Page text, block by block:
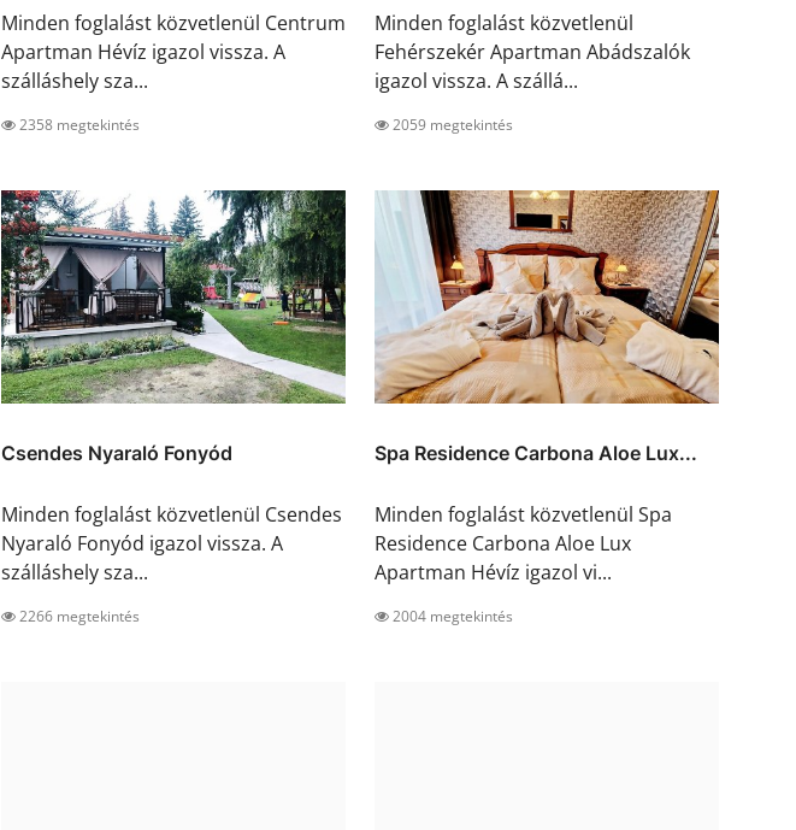
Minden foglalást közvetlenül Centrum
Apartman Hévíz igazol vissza. A
szálláshely sza...
2358 megtekintés
Minden foglalást közvetlenül
Fehérszekér Apartman Abádszalók
igazol vissza. A szállá...
2059 megtekintés
Csendes Nyaraló Fonyód
Minden foglalást közvetlenül Csendes
Nyaraló Fonyód igazol vissza. A
szálláshely sza...
2266 megtekintés
Spa Residence Carbona Aloe Lux...
Minden foglalást közvetlenül Spa
Residence Carbona Aloe Lux
Apartman Hévíz igazol vi...
2004 megtekintés